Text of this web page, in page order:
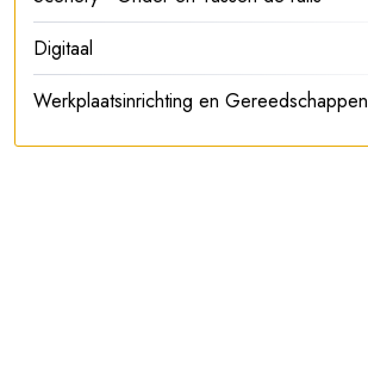
Digitaal
Werkplaatsinrichting en Gereedschappen